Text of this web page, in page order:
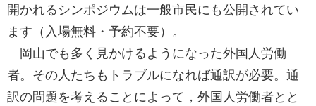
開かれるシンポジウムは一般市民にも公開されてい
ます（入場無料・予約不要）。
岡山でも多く見かけるようになった外国人労働
者。その人たちもトラブルになれば通訳が必要。通
訳の問題を考えることによって，外国人労働者とと